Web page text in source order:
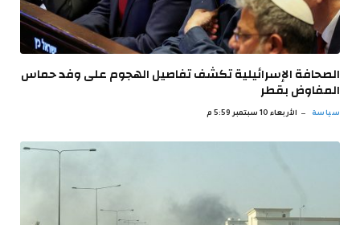
الصحافة الإسرائيلية تكشف تفاصيل الهجوم على وفد حماس
المفاوض بقطر
سياسة الأربعاء 10 سبتمبر 5:59 م